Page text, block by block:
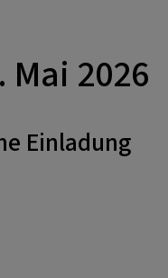
2026
Einladung